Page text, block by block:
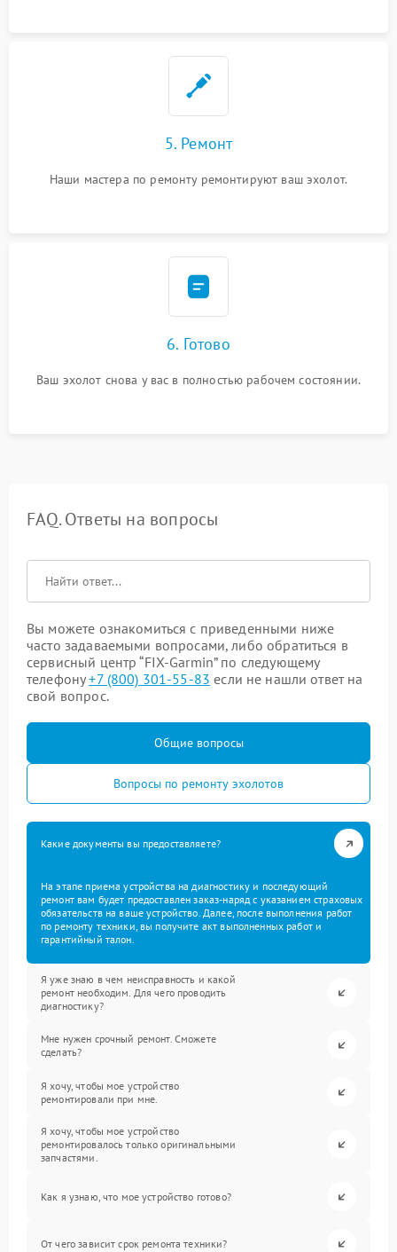
5. Ремонт
Наши мастера по ремонту ремонтируют ваш эхолот.
6. Готово
Ваш эхолот снова у вас в полностью рабочем состоянии.
FAQ. Ответы на вопросы
Вы можете ознакомиться с приведенными ниже
часто задаваемыми вопросами, либо обратиться в
сервисный центр “FIX-Garmin” по следующему
телефону+7 (800) 301-55-83 если не нашли ответ на
свой вопрос.
Общие вопросы
Вопросы по ремонту эхолотов
Какие документы вы предоставляете?
На этапе приема устройства на диагностику и последующий
ремонт вам будет предоставлен заказ-наряд с указанием страховых
обязательств на ваше устройство. Далее, после выполнения работ
по ремонту техники, вы получите акт выполненных работ и
гарантийный талон.
Я уже знаю в чем неисправность и какой
ремонт необходим. Для чего проводить
диагностику?
Мне нужен срочный ремонт. Сможете
сделать?
Я хочу, чтобы мое устройство
ремонтировали при мне.
Я хочу, чтобы мое устройство
ремонтировалось только оригинальными
запчастями.
Как я узнаю, что мое устройство готово?
От чего зависит срок ремонта техники?